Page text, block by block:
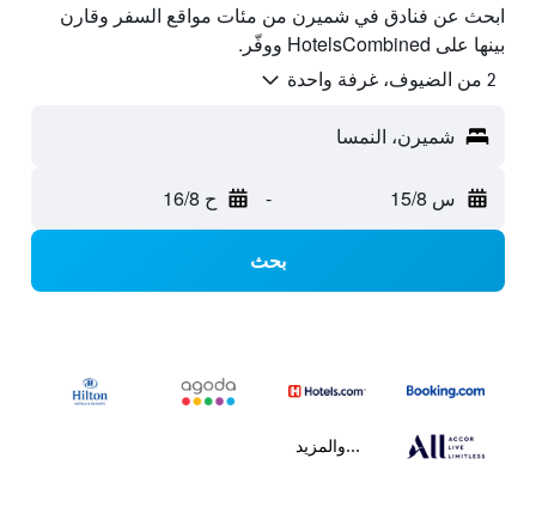
ابحث عن فنادق في شميرن من مئات مواقع السفر وقارن
بينها على HotelsCombined ووفّر.
2 من الضيوف، غرفة واحدة
شميرن، النمسا
س 15/8 - ح 16/8
بحث
...والمزيد